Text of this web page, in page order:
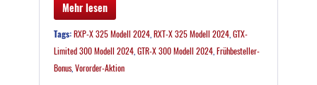
Mehr lesen
Tags:RXP-X 325 Modell 2024, RXT-X 325 Modell 2024, GTX-
Limited 300 Modell 2024, GTR-X 300 Modell 2024, Frühbesteller-
Bonus, Vororder-Aktion